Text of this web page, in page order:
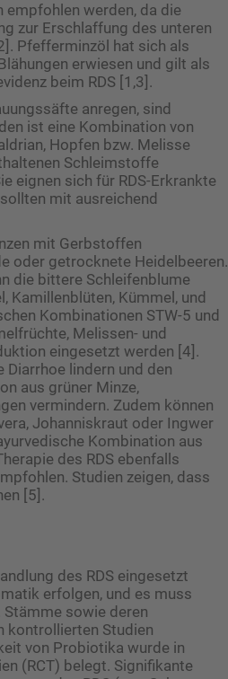
werden, da die
zur Erschlaffung des unteren
Pfefferminzöl hat sich als
erwiesen und gilt als
beim RDS [1,3].
anregen, sind
ist eine Kombination von
Hopfen bzw. Melisse
Schleimstoffe
­eignen sich für RDS-Erkrankte
mit ausreichend
mit Gerbstoffen
oder getrocknete Heidelbeeren.
die bittere Schleifenblume
Kamillenblüten, Kümmel, und
Kombinationen STW-5 und
Melissen- und
eingesetzt werden [4].
lindern und den
aus grüner Minze,
vermindern. Zudem können
Johanniskraut oder Ingwer
Kombination aus
des RDS ebenfalls
Studien zeigen, dass
[5].
des RDS eingesetzt
erfolgen, und es muss
sowie deren
kontrollierten Studien
von Probiotika wurde in
(RCT) belegt. Signifikante